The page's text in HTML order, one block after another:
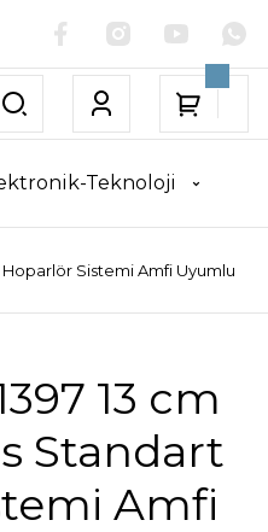
Teknoloji
Sistemi Amfi Uyumlu
13 cm
Standart
Amfi